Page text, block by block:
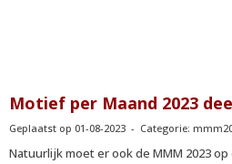
Motief per Maand 2023
Geplaatst op 01-08-2023 - Categorie:
Natuurlijk moet er ook de MMM 2023 op